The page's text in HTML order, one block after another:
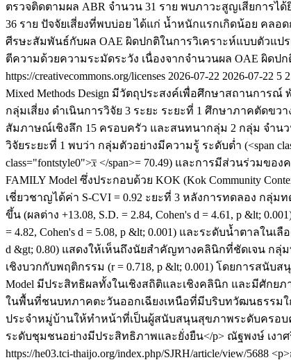
ตรวจติดตามผล ABR จำนวน 31 ราย พบภาวะสูญเสียการไ
36 ราย ปัจจัยเสี่ยงที่พบบ่อย ได้แก่ น้ำหนักแรกเกิดน้อย คลอ
ศีรษะสัมพันธ์กับผล OAE ผิดปกติในการวิเคราะห์แบบตัวแป
ตีความด้วยความระมัดระวัง เนื่องจากจำนวนผล OAE ผิด
https://creativecommons.org/licenses 2026-07-22 2026-07-22 5 2
Mixed Methods Design มีวัตถุประสงค์เพื่อศึกษาสถานก
กลุ่มเสี่ยง ดำเนินการวิจัย 3 ระยะ ระยะที่ 1 ศึกษาภาคตัดขว
สัมภาษณ์เชิงลึก 15 ครอบครัว และสนทนากลุ่ม 2 กลุ่ม จำน
วิจัยระยะที่ 1 พบว่า กลุ่มตัวอย่างมีความรู้ ระดับต่ำ (<span
class="fontstyle0">𝑥̅ </span>= 70.49) และการมีส่วนร่วมข
FAMILY Model ซึ่งประกอบด้วย KOK (Kok Community
เชี่ยวชาญได้ค่า S-CVI = 0.92 ะยะที่ 3 หลังการทดลอง กลุ่ม
ขึ้น (ผลต่าง +13.08, S.D. = 2.84, Cohen's d = 4.61, p &lt;
= 4.82, Cohen's d = 5.08, p &lt; 0.001) และระดับน้ำตาลในเ
d &gt; 0.80) แสดงให้เห็นถึงนัยสำคัญทางคลินิกที่ชัดเจน
เชิงบวกกับพฤติกรรม (r = 0.718, p &lt; 0.001) โดยการสนับ
Model มีประสิทธิผลทั้งในเชิงสถิติและเชิงคลินิก และมีศัก
ในพื้นที่ชนบทภาคตะวันออกเฉียงเหนือที่มีบริบทวัฒนธรรมใ
ประจำหมู่บ้านให้ทำหน้าที่เป็นผู้สนับสนุนสุขภาพระดับครอบ
ระดับชุมชนอย่างมีประสิทธิภาพและยั่งยืน</p> ณัฐพงษ์ เงาศ
https://he03.tci-thaijo.org/index.php/SJRH/article/view/5688